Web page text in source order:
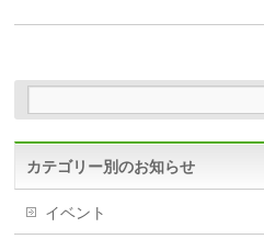
カテゴリー別のお知らせ
イベント